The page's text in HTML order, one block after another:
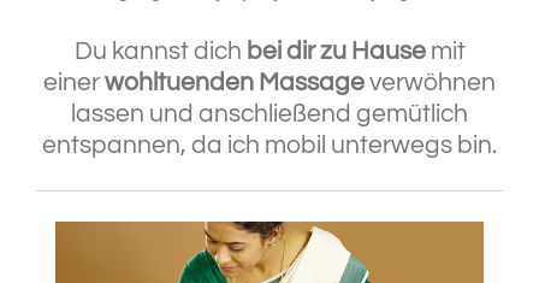
Du kannst dich bei dir zu Hausemit
einerwohltuenden Massageverwöhnen
lassen und anschließend gemütlich
entspannen, da ich mobil unterwegs bin.